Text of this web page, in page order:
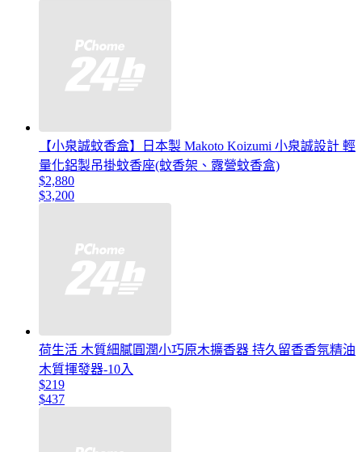
【小泉誠蚊香盒】日本製 Makoto Koizumi 小泉誠設計 輕
量化鋁製吊掛蚊香座(蚊香架、露營蚊香盒)
$2,880
$3,200
荷生活 木質細膩圓潤小巧原木擴香器 持久留香香氛精油
木質揮發器-10入
$219
$437